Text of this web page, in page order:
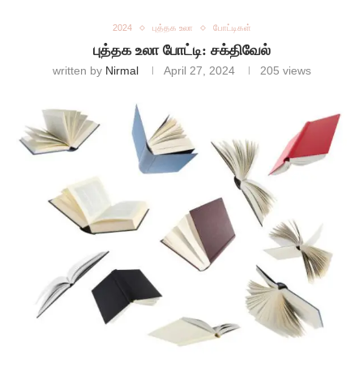
2024 புத்தக உலா போட்டிகள்
புத்தக உலா போட்டி: சக்திவேல்
written by Nirmal April 27, 2024 205 views